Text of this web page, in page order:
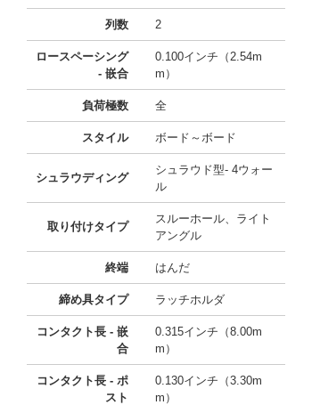
列数 2
ロースペーシング
- 嵌合
0.100インチ（2.54m
m）
負荷極数 全
スタイル ボード～ボード
シュラウディング
シュラウド型- 4ウォー
ル
取り付けタイプ
スルーホール、ライト
アングル
終端 はんだ
締め具タイプ ラッチホルダ
コンタクト長 - 嵌
合
0.315インチ（8.00m
m）
コンタクト長 - ポ
スト
0.130インチ（3.30m
m）